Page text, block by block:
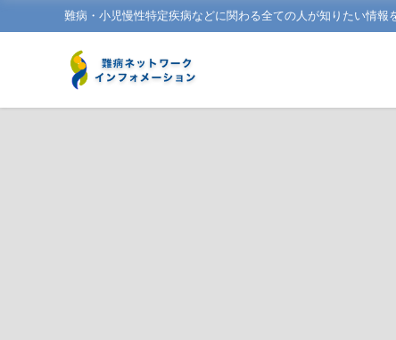
難病・小児慢性特定疾病などに関わる全ての人が知りたい情報